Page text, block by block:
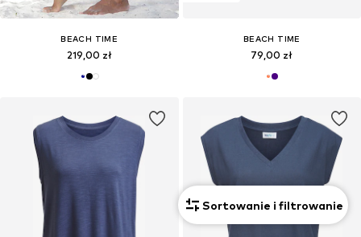
BEACH TIME
219,00 zł
BEACH TIME
79,00 zł
Sortowanie i filtrowanie